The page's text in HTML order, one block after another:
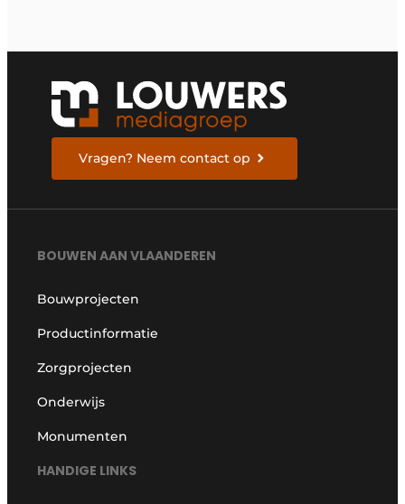
Vragen? Neem contact op
BOUWEN AAN VLAANDEREN
Bouwprojecten
Productinformatie
Zorgprojecten
Onderwijs
Monumenten
HANDIGE LINKS